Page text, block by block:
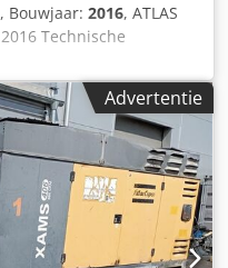
, Bouwjaar: 2016, ATLAS
Technische
Bouwjaar: 2016
volledig
Bruto prijs: 73.185
Advertentie